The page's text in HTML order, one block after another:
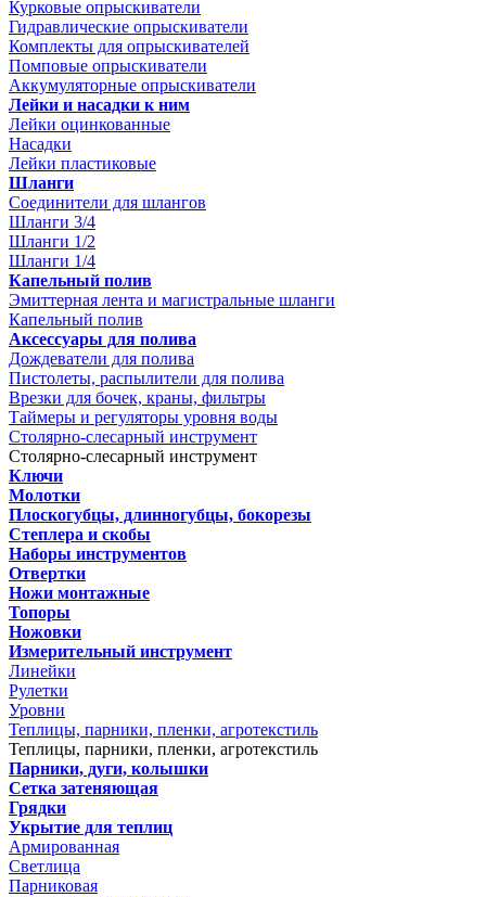
Курковые опрыскиватели
Гидравлические опрыскиватели
Комплекты для опрыскивателей
Помповые опрыскиватели
Аккумуляторные опрыскиватели
Лейки и насадки к ним
Лейки оцинкованные
Насадки
Лейки пластиковые
Шланги
Соединители для шлангов
Шланги 3/4
Шланги 1/2
Шланги 1/4
Капельный полив
Эмиттерная лента и магистральные шланги
Капельный полив
Аксессуары для полива
Дождеватели для полива
Пистолеты, распылители для полива
Врезки для бочек, краны, фильтры
Таймеры и регуляторы уровня воды
Столярно-слесарный инструмент
Столярно-слесарный инструмент
Ключи
Молотки
Плоскогубцы, длинногубцы, бокорезы
Степлера и скобы
Наборы инструментов
Отвертки
Ножи монтажные
Топоры
Ножовки
Измерительный инструмент
Линейки
Рулетки
Уровни
Теплицы, парники, пленки, агротекстиль
Теплицы, парники, пленки, агротекстиль
Парники, дуги, колышки
Сетка затеняющая
Грядки
Укрытие для теплиц
Армированная
Светлица
Парниковая